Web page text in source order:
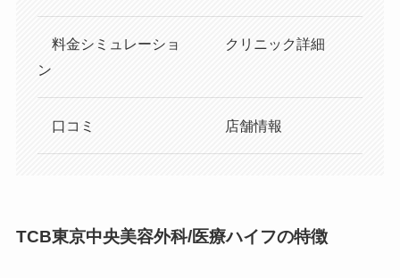
料金シミュレーショ
ン
クリニック詳細
口コミ 店舗情報
TCB東京中央美容外科/医療ハイフの特徴